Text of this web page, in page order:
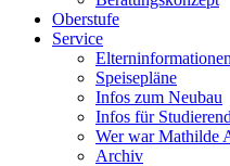
Oberstufe
Service
Speisepläne
Infos zum Neubau
Infos für
Wer war Mathilde
Archiv